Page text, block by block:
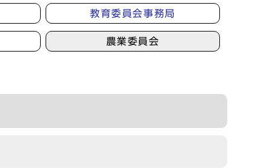
教育委員会事務局
農業委員会